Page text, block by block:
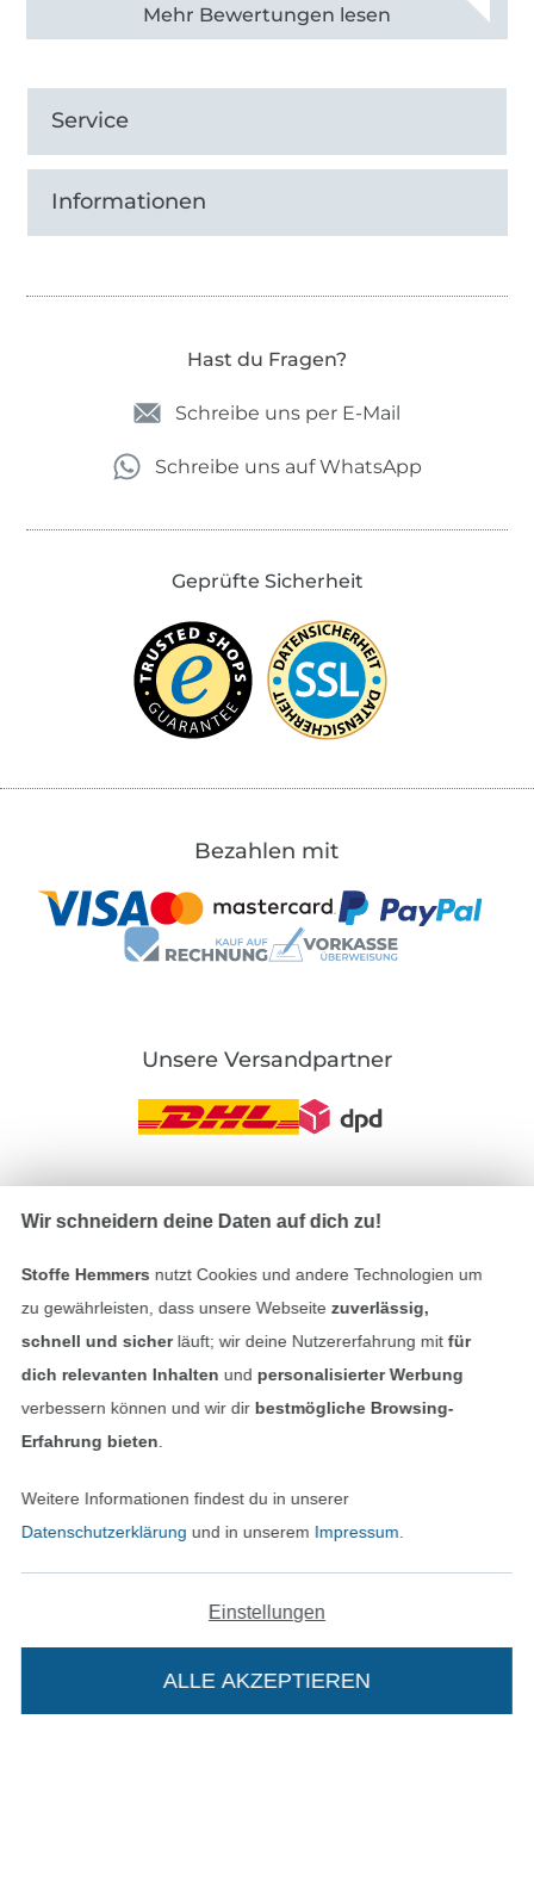
Alle 83013 Bewertungen ansehen
Service
Informationen
Hast du Fragen?
Schreibe uns per E-Mail
Schreibe uns auf WhatsApp
Geprüfte Sicherheit
Bezahlen mit
Unsere Versandpartner
Impressum
Datenschutz
Kontakt
Bestellung widerrufen
Finde mehr Inspiration
In den deutschen Shop wechseln (aktuell
Wir schneidern deine Daten auf dich zu!
Stoffe Hemmers nutzt Cookies und andere Technologien um
zu gewährleisten, dass unsere Webseite zuverlässig,
schnell und sicherläuft; wir deine Nutzererfahrung mitfür
dich relevanten Inhalten und personalisierter Werbung
verbessern können und wir dir bestmögliche Browsing-
Erfahrung bieten
Weitere Informationen findest du in unserer
Datenschutzerklärung und in unserem Impressum
Einstellungen
ALLE AKZEPTIEREN